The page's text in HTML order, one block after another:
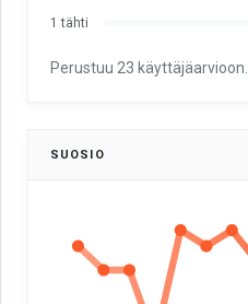
1 tähti
Perustuu 23 käyttäjäarvioon.
SUOSIO